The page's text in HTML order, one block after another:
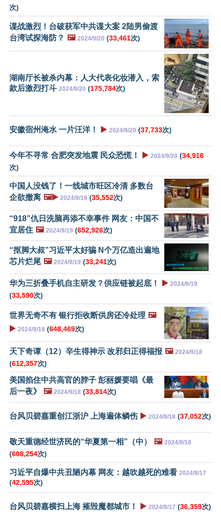
次)
谍战激烈！台破获军中共谍大案 2陆男偷渡
台湾试探海防？ 🖼️ 2024/9/20 (33,461次)
湖南厅长被杀内幕：人大代表化妆潜入，索
款后激烈打斗 2024/9/20 (175,784次)
安徽宿州淹水 一片汪洋！ ▶️ 2024/9/20 (37,733次)
今年不寻常 合肥突发地震 民众恐慌！ ▶️ 2024/9/20 (34,916
次)
中国人没钱了！一线城市旺区冷清 多数台
企欲撤离 🖼️▶️ 2024/9/19 (35,552次)
“918”仇日洗脑再添不幸事件 网友：中国不
宜居住 🖼️ 2024/9/19 (652,926次)
“抠脚大叔”习近平太好骗 N个万亿造出遍地
芯片烂尾 🖼️ 2024/9/19 (33,241次)
华为三折叠手机自主研发？供应链被起底！ ▶️ 2024/9/19
(33,590次)
世界无奇不有 银行拒收断供房还冷处理 🖼️
▶️ 2024/9/19 (648,469次)
天下奇谭（12）辛生得神示 改邪归正得福报 🖼️ 2024/9/18
(612,357次)
美国掐住中共高官的脖子 彭丽媛要唱《最
后一夜》
🖼️ 2024/9/18 (33,814次)
台风贝碧嘉重创江浙沪 上海遍体鳞伤 ▶️ 2024/9/18 (37,052次)
敬天重德经世济民的“华夏第一相”（中） 🖼️ 2024/9/18
(608,254次)
习近平自爆中共丑陋内幕 网友：越吹越死的难看 2024/9/17
(42,595次)
台风贝碧嘉横扫上海 摧毁魔都城市！ ▶️ 2024/9/17 (36,359次)